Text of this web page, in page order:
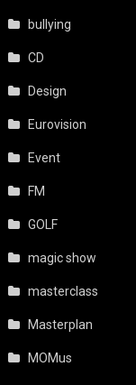
bullying
CD
Design
Eurovision
Event
FM
GOLF
magic show
masterclass
Masterplan
MOMus